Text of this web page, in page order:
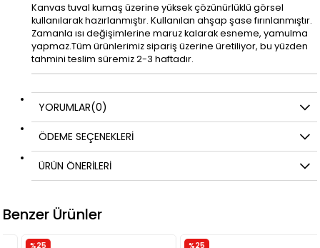
Kanvas tuval kumaş üzerine yüksek çözünürlüklü görsel
kullanılarak hazırlanmıştır. Kullanılan ahşap şase fırınlanmıştır.
Zamanla ısı değişimlerine maruz kalarak esneme, yamulma
yapmaz.Tüm ürünlerimiz sipariş üzerine üretiliyor, bu yüzden
tahmini teslim süremiz 2-3 haftadır.
YORUMLAR(0)
ÖDEME SEÇENEKLERI
ÜRÜN ÖNERILERI
Benzer Ürünler